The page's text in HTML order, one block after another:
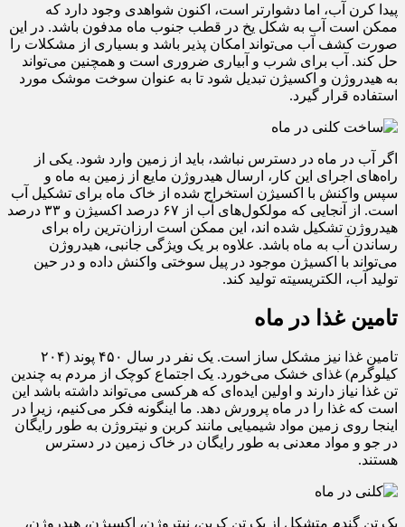
پیدا کرن آب، اما دشوارتر است، اکنون شواهدی وجود دارد که
ممکن است آب به شکل یخ در قطب جنوب ماه مدفون باشد. در این
صورت کشف آب می‌تواند امکان پذیر باشد و بسیاری از مشکلات را
حل کند. آب برای شرب و آبیاری ضروری است و همچنین می‌تواند
به هیدروژن و اکسیژن تبدیل شود تا به عنوان سوخت موشک مورد
استفاده قرار گیرد.
اگر آب در ماه در دسترس نباشد، باید از زمین وارد شود. یکی از
راه‌های اجرای این کار، ارسال هیدروژن مایع از زمین به ماه و
سپس واکنش با اکسیژن استخراج شده از خاک ماه برای تشکیل آب
است. از آنجایی که مولکول‌های آب از ۶۷ درصد اکسیژن و ۳۳ درصد
هیدروژن تشکیل شده اند، این ممکن است ارزان‌ترین راه برای
رساندن آب به ماه باشد. علاوه بر یک ویژگی جانبی، هیدروژن
می‌تواند با اکسیژن موجود در پیل سوختی واکنش داده و در حین
تولید آب، الکتریسیته تولید کند.
تامین غذا در ماه
تامین غذا نیز مشکل ساز است. یک نفر در سال ۴۵۰ پوند (۲۰۴
کیلوگرم) غذای خشک می‌خورد. یک اجتماع کوچک از مردم به چندین
تن غذا نیاز دارند و اولین ایده‌ای که هرکسی می‌تواند داشته باشد این
است که غذا را در ماه پرورش دهد. ما اینگونه فکر می‌کنیم، زیرا در
اینجا روی زمین مواد شیمیایی مانند کربن و نیتروژن به طور رایگان
در جو و مواد معدنی به طور رایگان در خاک زمین در دسترس
هستند.
یک تن گندم متشکل از یک تن کربن، نیتروژن، اکسیژن، هیدروژن،